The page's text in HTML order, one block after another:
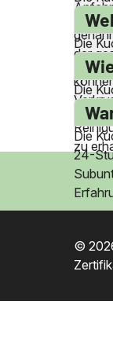
der
Die
Die
zu
Die
24-
©